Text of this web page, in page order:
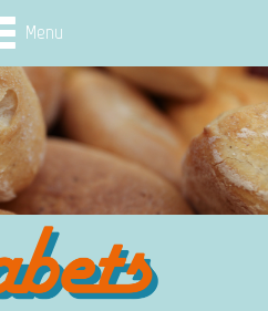
Menu